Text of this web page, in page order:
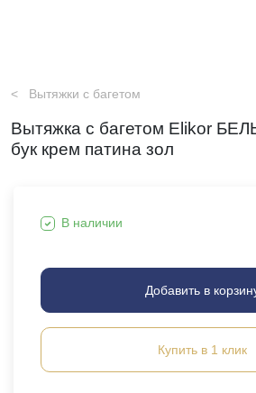
Вытяжки с багетом
Вытяжка с багетом Elikor
бук крем патина зол
В наличии
Добавить в
Купить в 1 клик